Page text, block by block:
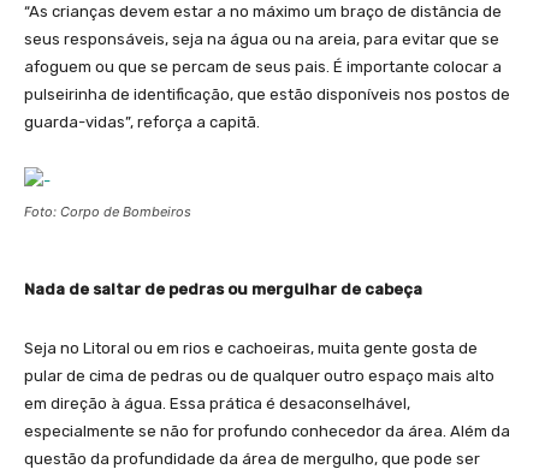
“As crianças devem estar a no máximo um braço de distância de
seus responsáveis, seja na água ou na areia, para evitar que se
afoguem ou que se percam de seus pais. É importante colocar a
pulseirinha de identificação, que estão disponíveis nos postos de
guarda-vidas”, reforça a capitã.
Foto: Corpo de Bombeiros
Nada de saltar de pedras ou mergulhar de cabeça
Seja no Litoral ou em rios e cachoeiras, muita gente gosta de
pular de cima de pedras ou de qualquer outro espaço mais alto
em direção à água. Essa prática é desaconselhável,
especialmente se não for profundo conhecedor da área. Além da
questão da profundidade da área de mergulho, que pode ser